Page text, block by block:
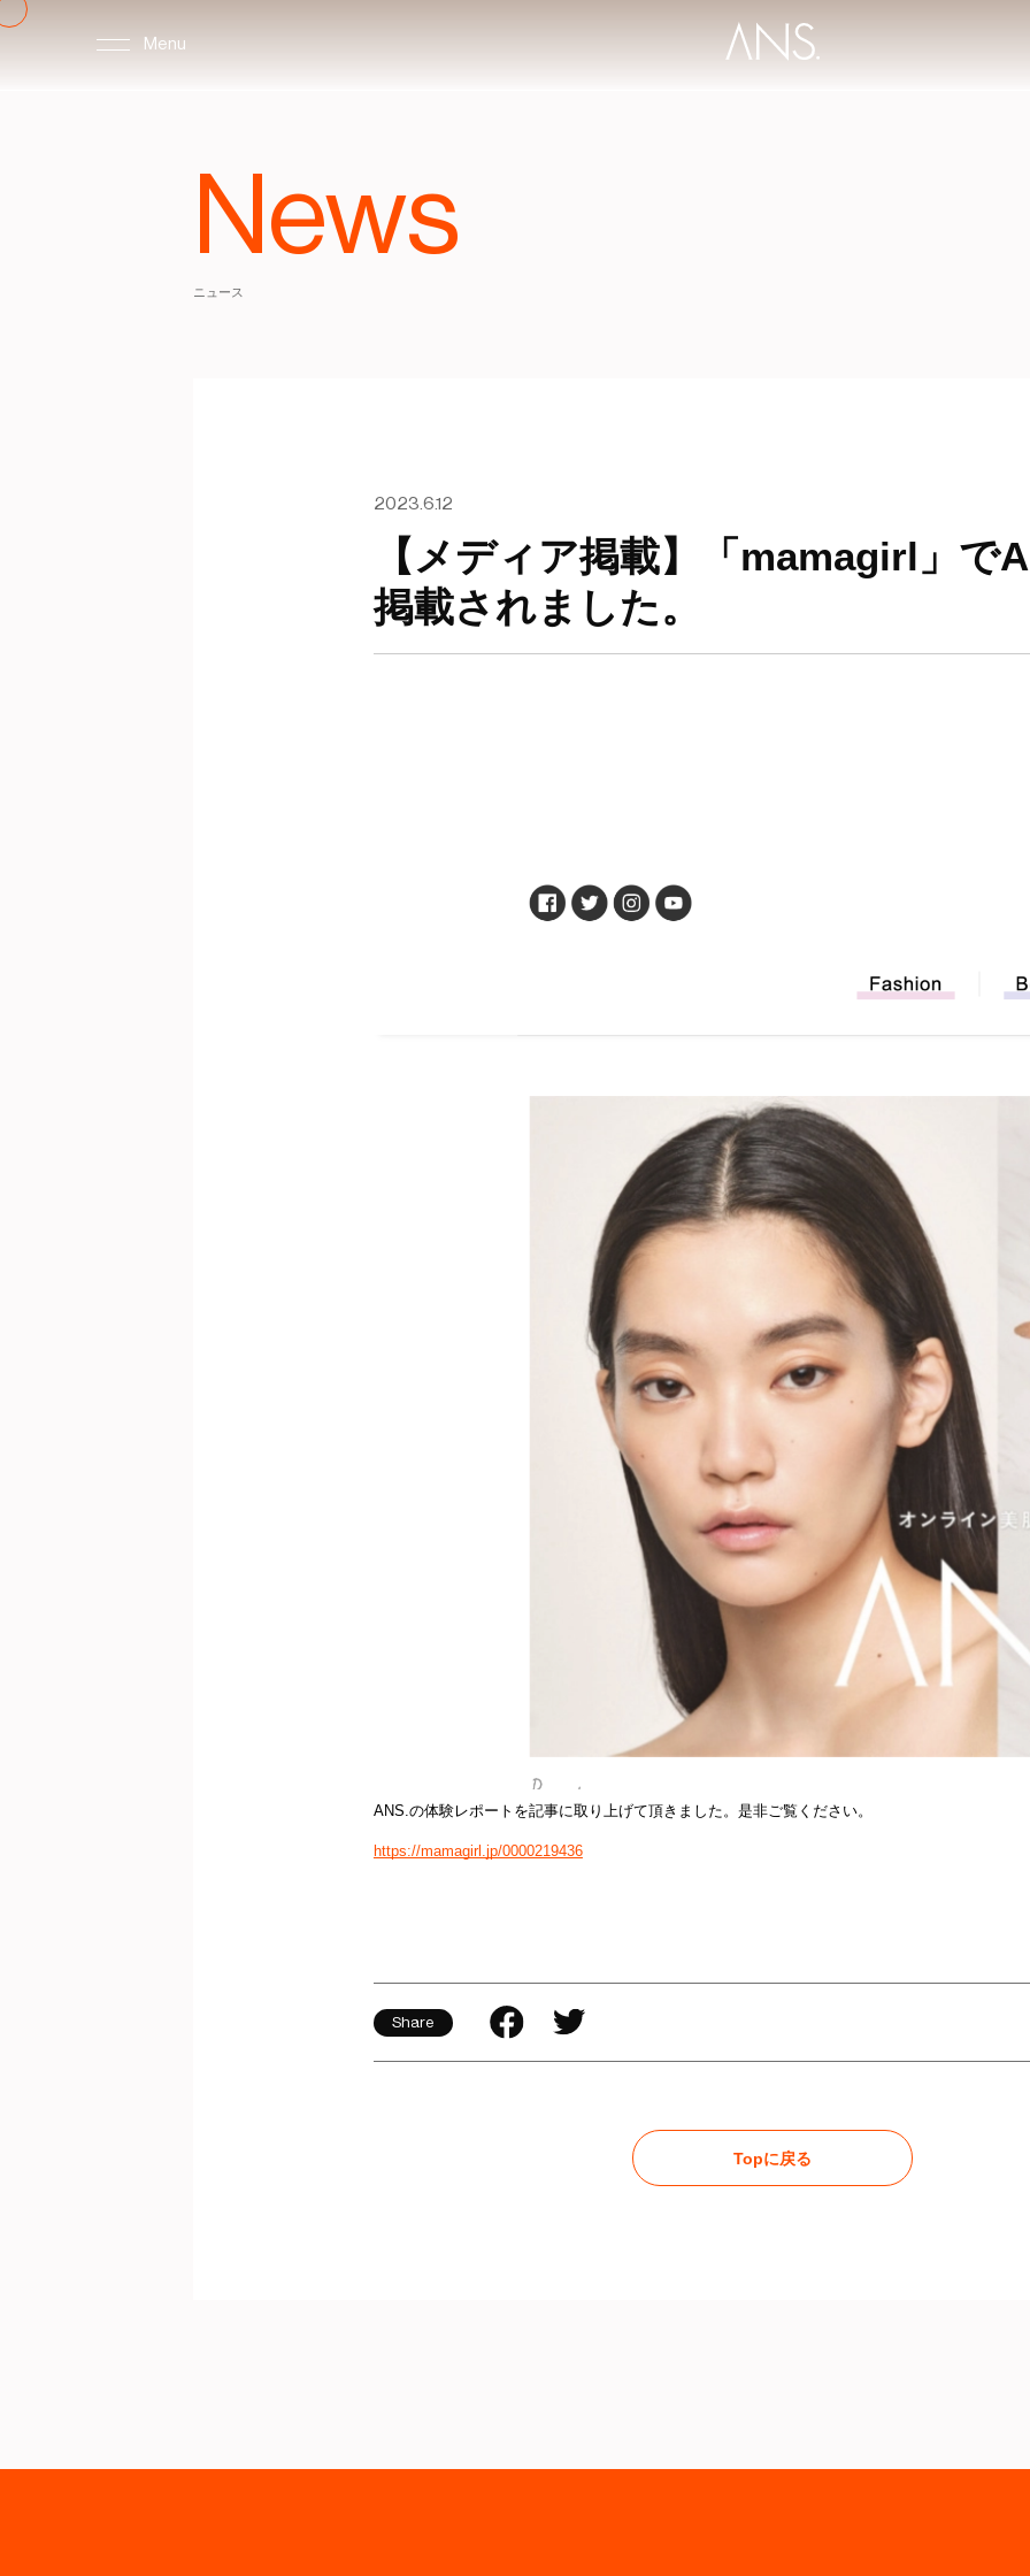
Menu
News
ニュース
2023.6.12
【メディア掲載】「mamagirl」で
掲載されました。
ANS.の体験レポートを記事に取り上げて頂きました。是非ご覧ください。
https://mamagirl.jp/0000219436
Share
Topに戻る